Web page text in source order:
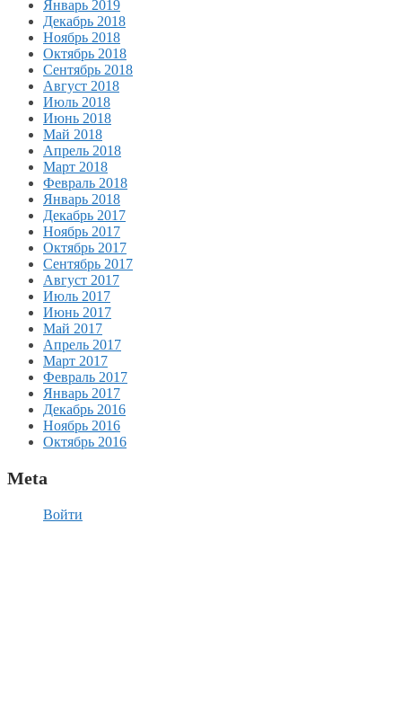
Январь 2019
Декабрь 2018
Ноябрь 2018
Октябрь 2018
Сентябрь 2018
Август 2018
Июль 2018
Июнь 2018
Май 2018
Апрель 2018
Март 2018
Февраль 2018
Январь 2018
Декабрь 2017
Ноябрь 2017
Октябрь 2017
Сентябрь 2017
Август 2017
Июль 2017
Июнь 2017
Май 2017
Апрель 2017
Март 2017
Февраль 2017
Январь 2017
Декабрь 2016
Ноябрь 2016
Октябрь 2016
Meta
Войти